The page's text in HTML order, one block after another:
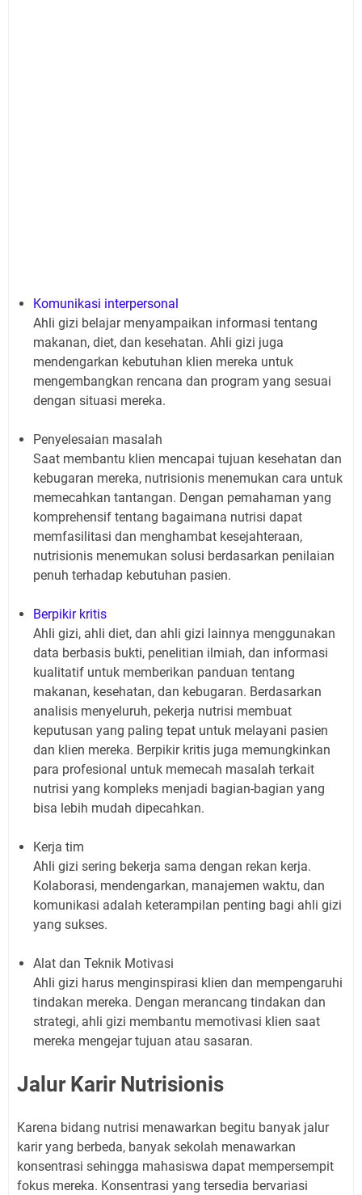
Komunikasi interpersonal
Ahli gizi belajar menyampaikan informasi tentang
makanan, diet, dan kesehatan. Ahli gizi juga
mendengarkan kebutuhan klien mereka untuk
mengembangkan rencana dan program yang sesuai
dengan situasi mereka.
Penyelesaian masalah
Saat membantu klien mencapai tujuan kesehatan dan
kebugaran mereka, nutrisionis menemukan cara untuk
memecahkan tantangan. Dengan pemahaman yang
komprehensif tentang bagaimana nutrisi dapat
memfasilitasi dan menghambat kesejahteraan,
nutrisionis menemukan solusi berdasarkan penilaian
penuh terhadap kebutuhan pasien.
Berpikir kritis
Ahli gizi, ahli diet, dan ahli gizi lainnya menggunakan
data berbasis bukti, penelitian ilmiah, dan informasi
kualitatif untuk memberikan panduan tentang
makanan, kesehatan, dan kebugaran. Berdasarkan
analisis menyeluruh, pekerja nutrisi membuat
keputusan yang paling tepat untuk melayani pasien
dan klien mereka. Berpikir kritis juga memungkinkan
para profesional untuk memecah masalah terkait
nutrisi yang kompleks menjadi bagian-bagian yang
bisa lebih mudah dipecahkan.
Kerja tim
Ahli gizi sering bekerja sama dengan rekan kerja.
Kolaborasi, mendengarkan, manajemen waktu, dan
komunikasi adalah keterampilan penting bagi ahli gizi
yang sukses.
Alat dan Teknik Motivasi
Ahli gizi harus menginspirasi klien dan mempengaruhi
tindakan mereka. Dengan merancang tindakan dan
strategi, ahli gizi membantu memotivasi klien saat
mereka mengejar tujuan atau sasaran.
Jalur Karir Nutrisionis
Karena bidang nutrisi menawarkan begitu banyak jalur
karir yang berbeda, banyak sekolah menawarkan
konsentrasi sehingga mahasiswa dapat mempersempit
fokus mereka. Konsentrasi yang tersedia bervariasi